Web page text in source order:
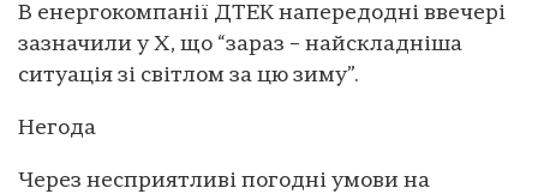
В енергокомпанії ДТЕК напередодні ввечері
зазначили у X, що “зараз – найскладніша
ситуація зі світлом за цю зиму”.
Негода
Через несприятливі погодні умови на